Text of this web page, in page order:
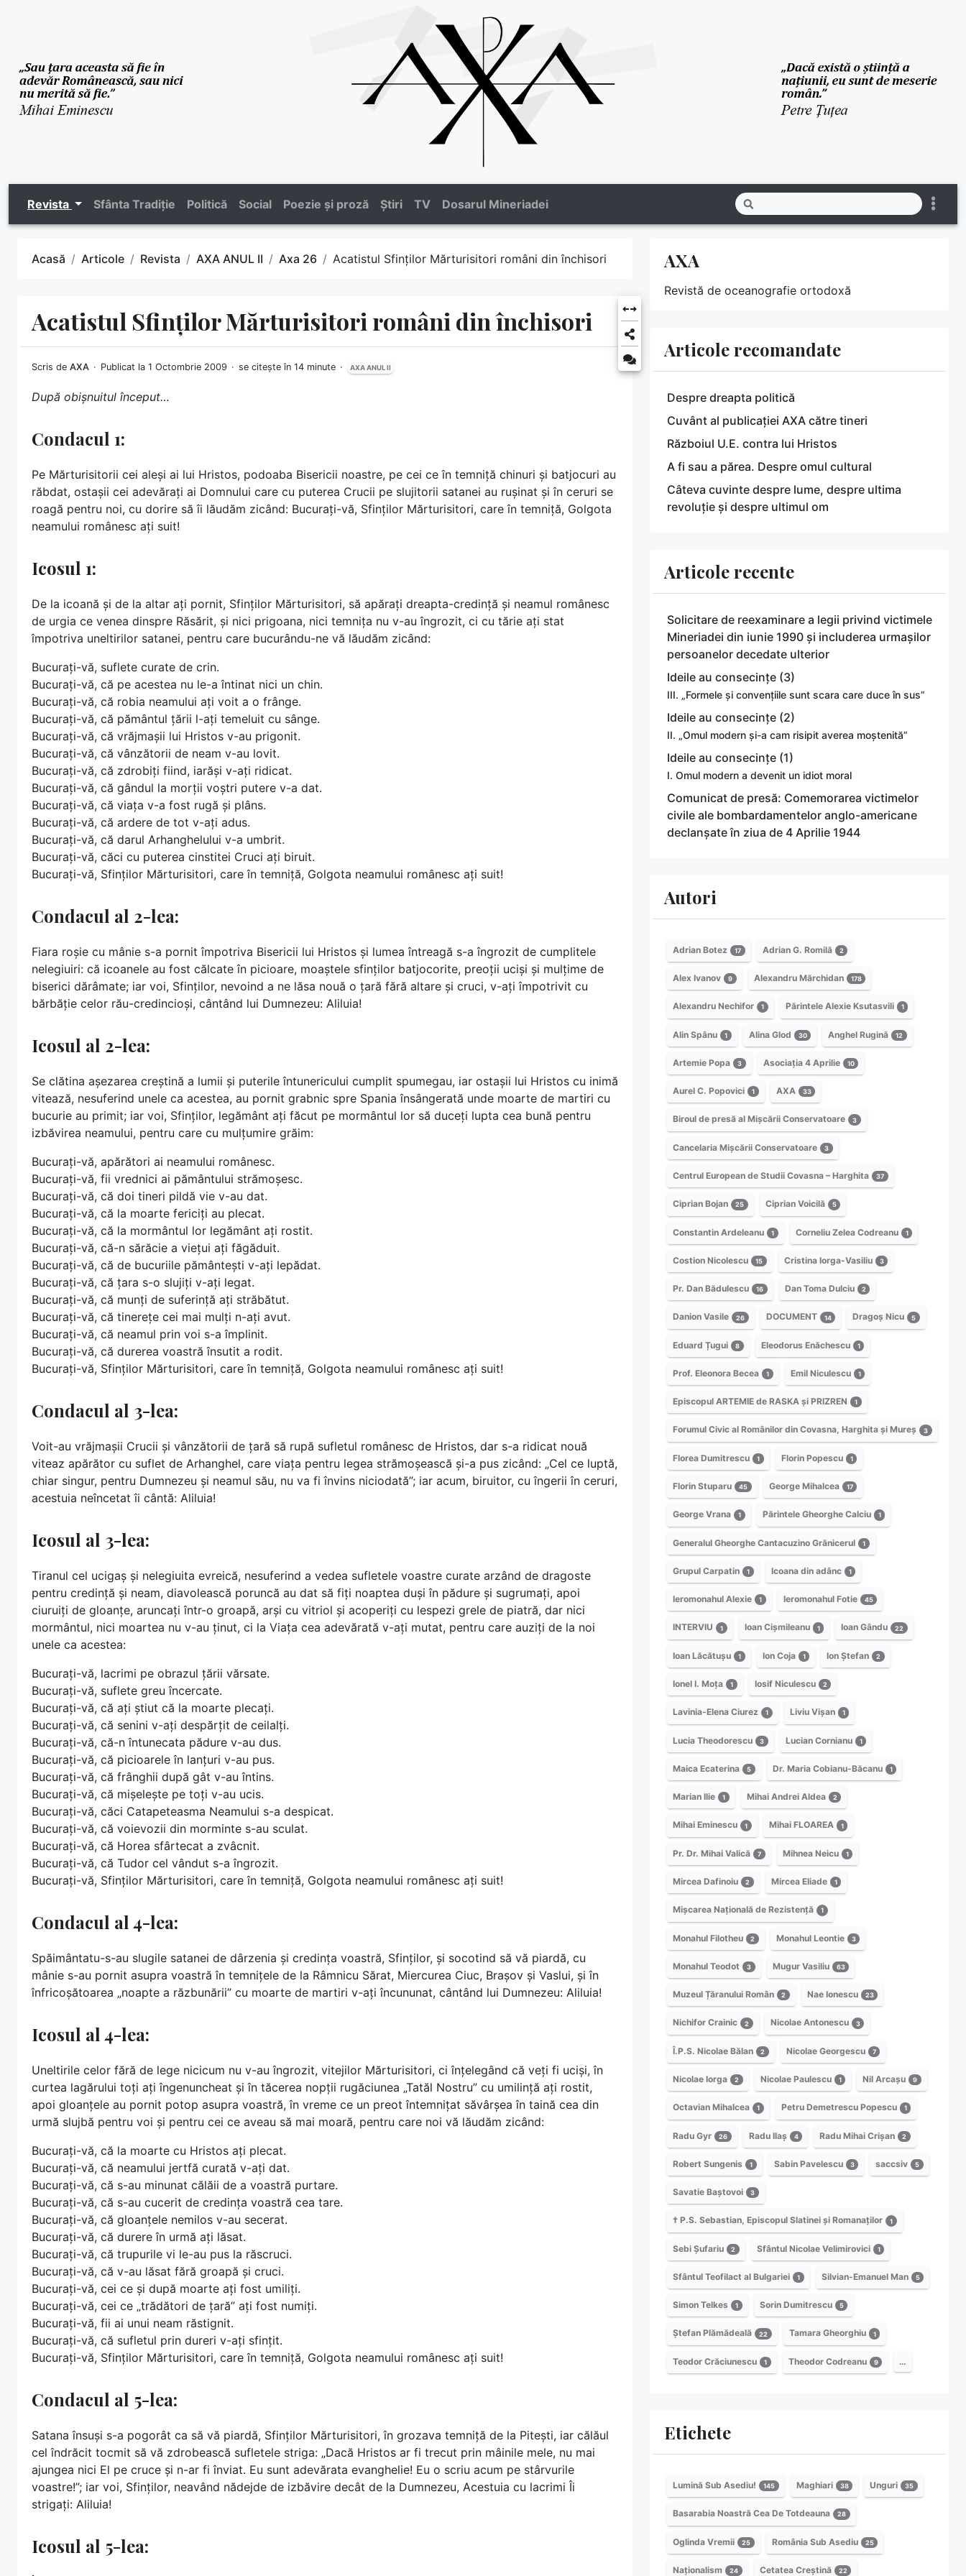
Revista Sfânta Tradiție Politică Social Poezie și proză Știri TV Dosarul Mineriadei
Acasă Articole Revista AXA ANUL II Axa 26 Acatistul Sfinților Mărturisitori români din închisori
Acatistul Sfinților Mărturisitori români din închisori
Scris de AXA Publicat la 1 Octombrie 2009 se citește în 14 minute AXA ANUL II
După obișnuitul început…
Condacul 1:
Pe Mărturisitorii cei aleși ai lui Hristos, podoaba Bisericii noastre, pe cei ce în temniță chinuri și batjocuri au
răbdat, ostașii cei adevărați ai Domnului care cu puterea Crucii pe slujitorii satanei au rușinat și în ceruri se
roagă pentru noi, cu dorire să îi lăudăm zicând: Bucurați-vă, Sfinților Mărturisitori, care în temniță, Golgota
neamului românesc ați suit!
Icosul 1:
De la icoană și de la altar ați pornit, Sfinților Mărturisitori, să apărați dreapta-credință și neamul românesc
de urgia ce venea dinspre Răsărit, și nici prigoana, nici temnița nu v-au îngrozit, ci cu tărie ați stat
împotriva uneltirilor satanei, pentru care bucurându-ne vă lăudăm zicând:
Bucurați-vă, suflete curate de crin.
Bucurați-vă, că pe acestea nu le-a întinat nici un chin.
Bucurați-vă, că robia neamului ați voit a o frânge.
Bucurați-vă, că pământul țării l-ați temeluit cu sânge.
Bucurați-vă, că vrăjmașii lui Hristos v-au prigonit.
Bucurați-vă, că vânzătorii de neam v-au lovit.
Bucurați-vă, că zdrobiți fiind, iarăși v-ați ridicat.
Bucurați-vă, că gândul la morții voștri putere v-a dat.
Bucurați-vă, că viața v-a fost rugă și plâns.
Bucurați-vă, că ardere de tot v-ați adus.
Bucurați-vă, că darul Arhanghelului v-a umbrit.
Bucurați-vă, căci cu puterea cinstitei Cruci ați biruit.
Bucurați-vă, Sfinților Mărturisitori, care în temniță, Golgota neamului românesc ați suit!
Condacul al 2-lea:
Fiara roșie cu mânie s-a pornit împotriva Bisericii lui Hristos și lumea întreagă s-a îngrozit de cumplitele
nelegiuiri: că icoanele au fost călcate în picioare, moaștele sfinților batjocorite, preoții uciși și mulțime de
biserici dărâmate; iar voi, Sfinților, nevoind a ne lăsa nouă o țară fără altare și cruci, v-ați împotrivit cu
bărbăție celor rău-credincioși, cântând lui Dumnezeu: Aliluia!
Icosul al 2-lea:
Se clătina așezarea creștină a lumii și puterile întunericului cumplit spumegau, iar ostașii lui Hristos cu inimă
vitează, nesuferind unele ca acestea, au pornit grabnic spre Spania însângerată unde moarte de martiri cu
bucurie au primit; iar voi, Sfinților, legământ ați făcut pe mormântul lor să duceți lupta cea bună pentru
izbăvirea neamului, pentru care cu mulțumire grăim:
Bucurați-vă, apărători ai neamului românesc.
Bucurați-vă, fii vrednici ai pământului strămoșesc.
Bucurați-vă, că doi tineri pildă vie v-au dat.
Bucurați-vă, că la moarte fericiți au plecat.
Bucurați-vă, că la mormântul lor legământ ați rostit.
Bucurați-vă, că-n sărăcie a viețui ați făgăduit.
Bucurați-vă, că de bucuriile pământești v-ați lepădat.
Bucurați-vă, că țara s-o slujiți v-ați legat.
Bucurați-vă, că munți de suferință ați străbătut.
Bucurați-vă, că tinerețe cei mai mulți n-ați avut.
Bucurați-vă, că neamul prin voi s-a împlinit.
Bucurați-vă, că durerea voastră însutit a rodit.
Bucurați-vă, Sfinților Mărturisitori, care în temniță, Golgota neamului românesc ați suit!
Condacul al 3-lea:
Voit-au vrăjmașii Crucii și vânzătorii de țară să rupă sufletul românesc de Hristos, dar s-a ridicat nouă
viteaz apărător cu suflet de Arhanghel, care viața pentru legea strămoșească și-a pus zicând: „Cel ce luptă,
chiar singur, pentru Dumnezeu și neamul său, nu va fi învins niciodată”; iar acum, biruitor, cu îngerii în ceruri,
acestuia neîncetat îi cântă: Aliluia!
Icosul al 3-lea:
Tiranul cel ucigaș și nelegiuita evreică, nesuferind a vedea sufletele voastre curate arzând de dragoste
pentru credință și neam, diavolească poruncă au dat să fiți noaptea duși în pădure și sugrumați, apoi
ciuruiți de gloanțe, aruncați într-o groapă, arși cu vitriol și acoperiți cu lespezi grele de piatră, dar nici
mormântul, nici moartea nu v-au ținut, ci la Viața cea adevărată v-ați mutat, pentru care auziți de la noi
unele ca acestea:
Bucurați-vă, lacrimi pe obrazul țării vărsate.
Bucurați-vă, suflete greu încercate.
Bucurați-vă, că ați știut că la moarte plecați.
Bucurați-vă, că senini v-ați despărțit de ceilalți.
Bucurați-vă, că-n întunecata pădure v-au dus.
Bucurați-vă, că picioarele în lanțuri v-au pus.
Bucurați-vă, că frânghii după gât v-au întins.
Bucurați-vă, că mișelește pe toți v-au ucis.
Bucurați-vă, căci Catapeteasma Neamului s-a despicat.
Bucurați-vă, că voievozii din morminte s-au sculat.
Bucurați-vă, că Horea sfârtecat a zvâcnit.
Bucurați-vă, că Tudor cel vândut s-a îngrozit.
Bucurați-vă, Sfinților Mărturisitori, care în temniță, Golgota neamului românesc ați suit!
Condacul al 4-lea:
Spăimântatu-s-au slugile satanei de dârzenia și credința voastră, Sfinților, și socotind să vă piardă, cu
mânie s-au pornit asupra voastră în temnițele de la Râmnicu Sărat, Miercurea Ciuc, Brașov și Vaslui, și în
înfricoșătoarea „noapte a răzbunării” cu moarte de martiri v-ați încununat, cântând lui Dumnezeu: Aliluia!
Icosul al 4-lea:
Uneltirile celor fără de lege nicicum nu v-au îngrozit, vitejilor Mărturisitori, ci înțelegând că veți fi uciși, în
curtea lagărului toți ați îngenuncheat și în tăcerea nopții rugăciunea „Tatăl Nostru” cu umilință ați rostit,
apoi gloanțele au pornit potop asupra voastră, în vreme ce un preot întemnițat săvârșea în taină cea din
urmă slujbă pentru voi și pentru cei ce aveau să mai moară, pentru care noi vă lăudăm zicând:
Bucurați-vă, că la moarte cu Hristos ați plecat.
Bucurați-vă, că neamului jertfă curată v-ați dat.
Bucurați-vă, că s-au minunat călăii de a voastră purtare.
Bucurați-vă, că s-au cucerit de credința voastră cea tare.
Bucurați-vă, că gloanțele nemilos v-au secerat.
Bucurați-vă, că durere în urmă ați lăsat.
Bucurați-vă, că trupurile vi le-au pus la răscruci.
Bucurați-vă, că v-au lăsat fără groapă și cruci.
Bucurați-vă, cei ce și după moarte ați fost umiliți.
Bucurați-vă, cei ce „trădători de țară” ați fost numiți.
Bucurați-vă, fii ai unui neam răstignit.
Bucurați-vă, că sufletul prin dureri v-ați sfințit.
Bucurați-vă, Sfinților Mărturisitori, care în temniță, Golgota neamului românesc ați suit!
Condacul al 5-lea:
Satana însuși s-a pogorât ca să vă piardă, Sfinților Mărturisitori, în grozava temniță de la Pitești, iar călăul
cel îndrăcit tocmit să vă zdrobească sufletele striga: „Dacă Hristos ar fi trecut prin mâinile mele, nu mai
ajungea nici El pe cruce și n-ar fi înviat. Eu sunt adevărata evanghelie! Eu o scriu acum pe stârvurile
voastre!”; iar voi, Sfinților, neavând nădejde de izbăvire decât de la Dumnezeu, Acestuia cu lacrimi Îi
strigați: Aliluia!
Icosul al 5-lea:
AXA
Revistă de oceanografie ortodoxă
Articole recomandate
Despre dreapta politică
Cuvânt al publicației AXA către tineri
Războiul U.E. contra lui Hristos
A fi sau a părea. Despre omul cultural
Câteva cuvinte despre lume, despre ultima
revoluție și despre ultimul om
Articole recente
Solicitare de reexaminare a legii privind victimele
Mineriadei din iunie 1990 și includerea urmașilor
persoanelor decedate ulterior
Ideile au consecințe (3)
III. „Formele și convențiile sunt scara care duce în sus”
Ideile au consecințe (2)
II. „Omul modern și-a cam risipit averea moștenită”
Ideile au consecințe (1)
I. Omul modern a devenit un idiot moral
Comunicat de presă: Comemorarea victimelor
civile ale bombardamentelor anglo-americane
declanșate în ziua de 4 Aprilie 1944
Autori
Adrian Botez 17 Adrian G. Romilă 2
Alex Ivanov 9 Alexandru Mărchidan 178
Alexandru Nechifor 1 Părintele Alexie Ksutasvili 1
Alin Spânu 1 Alina Glod 30 Anghel Rugină 12
Artemie Popa 3 Asociația 4 Aprilie 10
Aurel C. Popovici 1 AXA 33
Biroul de presă al Mișcării Conservatoare 3
Cancelaria Mișcării Conservatoare 3
Centrul European de Studii Covasna – Harghita 37
Ciprian Bojan 25 Ciprian Voicilă 5
Constantin Ardeleanu 1 Corneliu Zelea Codreanu 1
Costion Nicolescu 15 Cristina Iorga-Vasiliu 3
Pr. Dan Bădulescu 16 Dan Toma Dulciu 2
Danion Vasile 26 DOCUMENT 14 Dragoș Nicu 5
Eduard Țugui 8 Eleodorus Enăchescu 1
Prof. Eleonora Becea 1 Emil Niculescu 1
Episcopul ARTEMIE de RASKA și PRIZREN 1
Forumul Civic al Românilor din Covasna, Harghita și Mureș 3
Florea Dumitrescu 1 Florin Popescu 1
Florin Stuparu 45 George Mihalcea 17
George Vrana 1 Părintele Gheorghe Calciu 1
Generalul Gheorghe Cantacuzino Grănicerul 1
Grupul Carpatin 1 Icoana din adânc 1
Ieromonahul Alexie 1 Ieromonahul Fotie 45
INTERVIU 1 Ioan Cișmileanu 1 Ioan Gându 22
Ioan Lăcătușu 1 Ion Coja 1 Ion Ștefan 2
Ionel I. Moța 1 Iosif Niculescu 2
Lavinia-Elena Ciurez 1 Liviu Vișan 1
Lucia Theodorescu 3 Lucian Cornianu 1
Maica Ecaterina 5 Dr. Maria Cobianu-Băcanu 1
Marian Ilie 1 Mihai Andrei Aldea 2
Mihai Eminescu 1 Mihai FLOAREA 1
Pr. Dr. Mihai Valică 7 Mihnea Neicu 1
Mircea Dafinoiu 2 Mircea Eliade 1
Mișcarea Națională de Rezistență 1
Monahul Filotheu 2 Monahul Leontie 3
Monahul Teodot 3 Mugur Vasiliu 63
Muzeul Țăranului Român 2 Nae Ionescu 23
Nichifor Crainic 2 Nicolae Antonescu 3
Î.P.S. Nicolae Bălan 2 Nicolae Georgescu 7
Nicolae Iorga 2 Nicolae Paulescu 1 Nil Arcașu 9
Octavian Mihalcea 1 Petru Demetrescu Popescu 1
Radu Gyr 26 Radu Ilaș 4 Radu Mihai Crișan 2
Robert Sungenis 1 Sabin Pavelescu 3 saccsiv 5
Savatie Baștovoi 3
† P.S. Sebastian, Episcopul Slatinei și Romanaților 1
Sebi Șufariu 2 Sfântul Nicolae Velimirovici 1
Sfântul Teofilact al Bulgariei 1 Silvian-Emanuel Man 5
Simon Telkes 1 Sorin Dumitrescu 5
Ștefan Plămădeală 22 Tamara Gheorghiu 1
Teodor Crăciunescu 1 Theodor Codreanu 9 …
Etichete
Lumină Sub Asediu! 145 Maghiari 38 Unguri 35
Basarabia Noastră Cea De Totdeauna 28
Oglinda Vremii 25 România Sub Asediu 25
Naționalism 24 Cetatea Creștină 22